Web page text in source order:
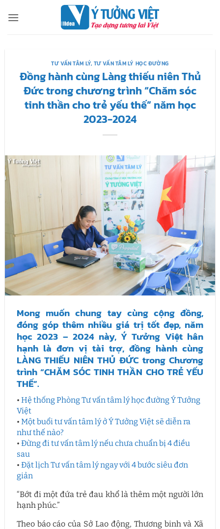
qua
TƯ VẤN TÂM LÝ, TƯ VẤN TÂM LÝ HỌC ĐƯỜNG
Đồng hành cùng Làng thiếu niên Thủ
Đức trong chương trình “Chăm sóc
tinh thần cho trẻ yếu thế” năm học
2023-2024
Mong muốn chung tay cùng cộng đồng,
đóng góp thêm nhiều giá trị tốt đẹp, năm
học 2023 – 2024 này, Ý Tưởng Việt hân
hạnh là đơn vị tài trợ, đồng hành cùng
LÀNG THIẾU NIÊN THỦ ĐỨC trong Chương
trình “CHĂM SÓC TINH THẦN CHO TRẺ YẾU
THẾ”.
• Hệ thống Phòng Tư vấn tâm lý học đường Ý Tưởng
Việt
• Một buổi tư vấn tâm lý ở Ý Tưởng Việt sẽ diễn ra
như thế nào?
• Đừng đi tư vấn tâm lý nếu chưa chuẩn bị 4 điều
sau
• Đặt lịch Tư vấn tâm lý ngay với 4 bước siêu đơn
giản
“Bớt đi một đứa trẻ đau khổ là thêm một người lớn
hạnh phúc.”
Theo báo cáo của Sở Lao động, Thương binh và Xã